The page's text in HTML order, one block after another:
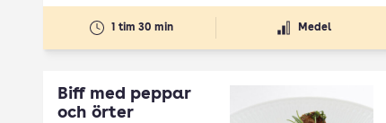
1 tim 30 min Medel
Biff med peppar
och örter